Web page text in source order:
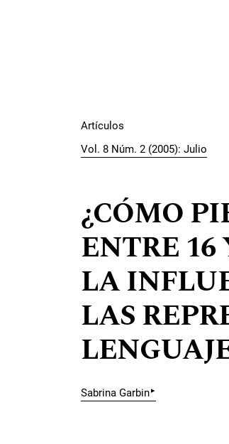
Artículos
Vol. 8 Núm. 2 (2005): Julio
¿CÓMO
ENTRE
LA
LAS
Sabrina Garbin▸